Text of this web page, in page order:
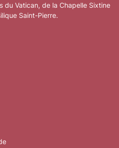
du Vatican, de la Chapelle Sixtine
Saint-Pierre.